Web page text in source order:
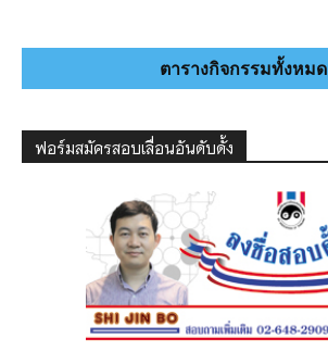
ตารางกิจกรรมทั้งหมด
ฟอร์มสมัครสอบเลื่อนอันดับดั้ง